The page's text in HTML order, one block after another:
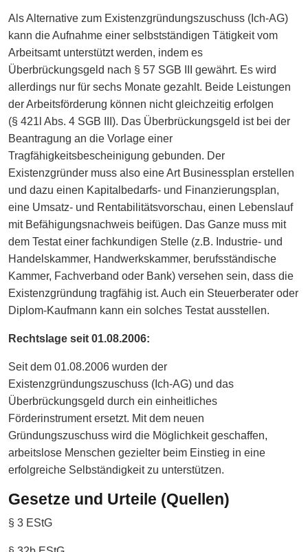
Als Alternative zum Existenzgründungszuschuss (Ich-AG)
kann die Aufnahme einer selbstständigen Tätigkeit vom
Arbeitsamt unterstützt werden, indem es
Überbrückungsgeld nach § 57 SGB III gewährt. Es wird
allerdings nur für sechs Monate gezahlt. Beide Leistungen
der Arbeitsförderung können nicht gleichzeitig erfolgen
(§ 421l Abs. 4 SGB III). Das Überbrückungsgeld ist bei der
Beantragung an die Vorlage einer
Tragfähigkeitsbescheinigung gebunden. Der
Existenzgründer muss also eine Art Businessplan erstellen
und dazu einen Kapitalbedarfs- und Finanzierungsplan,
eine Umsatz- und Rentabilitätsvorschau, einen Lebenslauf
mit Befähigungsnachweis beifügen. Das Ganze muss mit
dem Testat einer fachkundigen Stelle (z.B. Industrie- und
Handelskammer, Handwerkskammer, berufsständische
Kammer, Fachverband oder Bank) versehen sein, dass die
Existenzgründung tragfähig ist. Auch ein Steuerberater oder
Diplom-Kaufmann kann ein solches Testat ausstellen.
Rechtslage seit 01.08.2006:
Seit dem 01.08.2006 wurden der
Existenzgründungszuschuss (Ich-AG) und das
Überbrückungsgeld durch ein einheitliches
Förderinstrument ersetzt. Mit dem neuen
Gründungszuschuss wird die Möglichkeit geschaffen,
arbeitslose Menschen gezielter beim Einstieg in eine
erfolgreiche Selbständigkeit zu unterstützen.
Gesetze und Urteile (Quellen)
§ 3 EStG